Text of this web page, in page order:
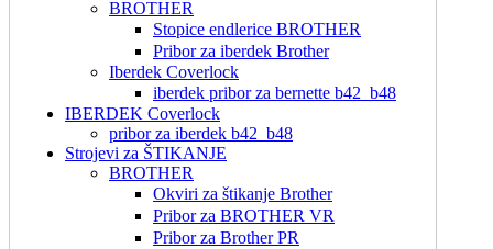
BROTHER
Stopice endlerice BROTHER
Pribor za iberdek Brother
Iberdek Coverlock
iberdek pribor za bernette b42_b48
IBERDEK Coverlock
pribor za iberdek b42_b48
Strojevi za ŠTIKANJE
BROTHER
Okviri za štikanje Brother
Pribor za BROTHER VR
Pribor za Brother PR